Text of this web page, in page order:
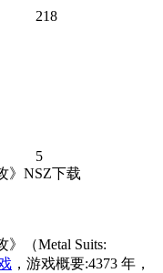
218
5
》（Metal Suits:
，游戏概要:4373 年，